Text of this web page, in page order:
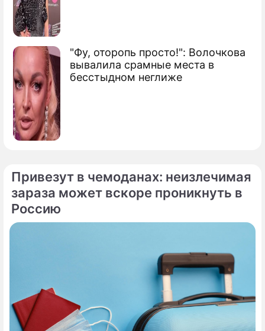
"Фу, оторопь просто!": Волочкова
вывалила срамные места в
бесстыдном неглиже
Привезут в чемоданах: неизлечимая
зараза может вскоре проникнуть в
Россию